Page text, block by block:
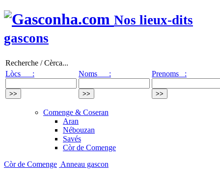
Nos lieux-dits
gascons
Recherche / Cèrca...
Lòcs :
Noms : Prenoms :
Comenge & Coseran
Aran
Nébouzan
Savés
Còr de Comenge
Còr de Comenge Anneau gascon